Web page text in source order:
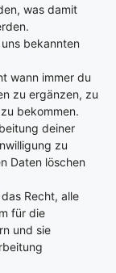
was damit
bekannten
wann immer du
zu ergänzen, zu
bekommen.
deiner
zu
Daten löschen
Recht, alle
für die
und sie